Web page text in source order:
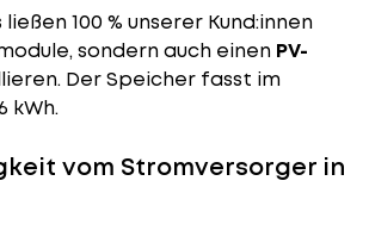
100 % unserer Kund:innen
sondern auch einen PV-
Der Speicher fasst im
kWh.
vom Stromversorger in